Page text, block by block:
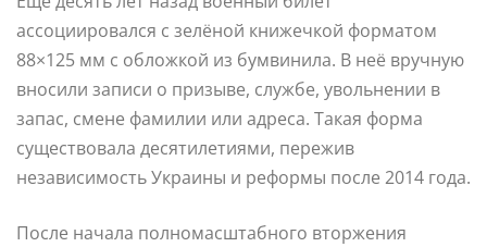
ассоциировался с зелёной книжечкой форматом
88×125 мм с обложкой из бумвинила. В неё вручную
вносили записи о призыве, службе, увольнении в
запас, смене фамилии или адреса. Такая форма
существовала десятилетиями, пережив
независимость Украины и реформы после 2014 года.
После начала полномасштабного вторжения